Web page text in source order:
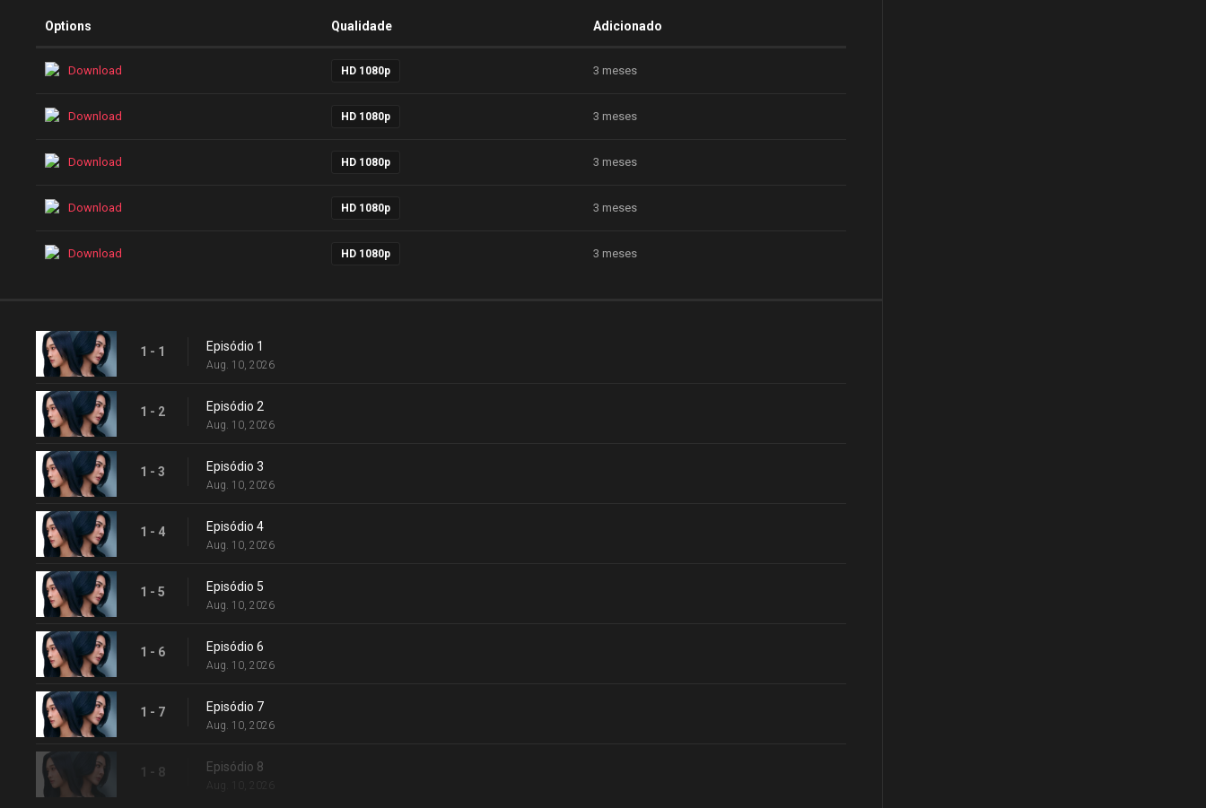
Options Qualidade Adicionado
Download HD 1080p 3 meses
Download HD 1080p 3 meses
Download HD 1080p 3 meses
Download HD 1080p 3 meses
Download HD 1080p 3 meses
1 - 1 Episódio 1
Aug. 10, 2026
1 - 2 Episódio 2
Aug. 10, 2026
1 - 3 Episódio 3
Aug. 10, 2026
1 - 4 Episódio 4
Aug. 10, 2026
1 - 5 Episódio 5
Aug. 10, 2026
1 - 6 Episódio 6
Aug. 10, 2026
1 - 7 Episódio 7
Aug. 10, 2026
1 - 8 Episódio 8